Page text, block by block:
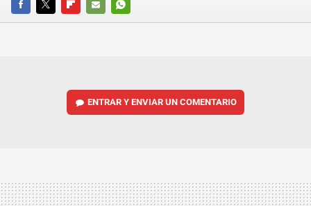
FACEBOOKTWITTERFLIPBOARD
E-
WHATSAPP
ENTRAR Y ENVIAR UN COMENTARIO